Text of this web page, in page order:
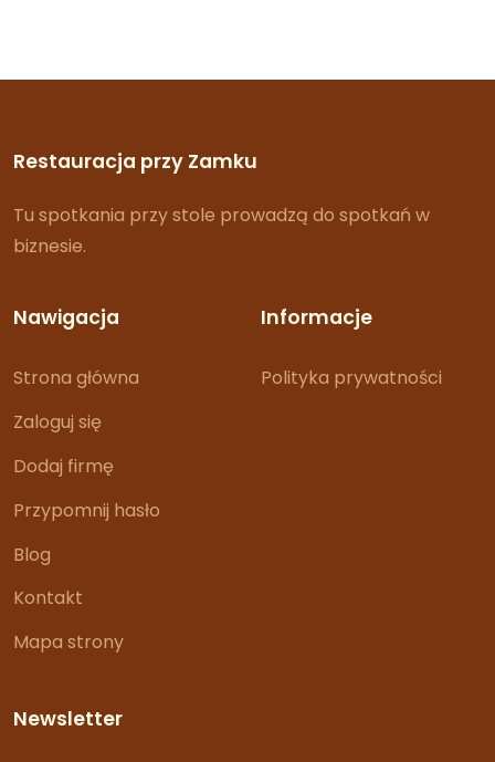
Restauracja przy Zamku
Tu spotkania przy stole prowadzą do spotkań w
biznesie.
Nawigacja
Strona główna
Zaloguj się
Dodaj firmę
Przypomnij hasło
Blog
Kontakt
Mapa strony
Informacje
Polityka prywatności
Newsletter